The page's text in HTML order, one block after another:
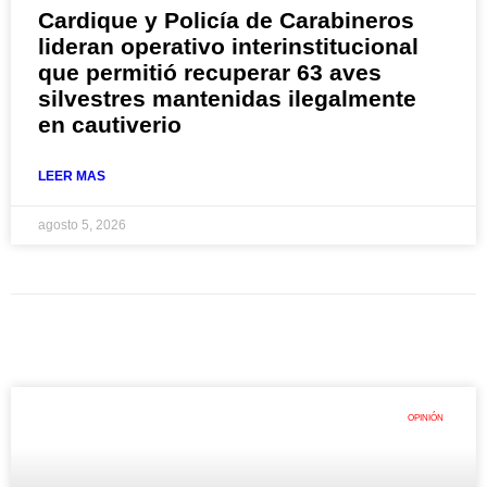
Cardique y Policía de Carabineros
lideran operativo interinstitucional
que permitió recuperar 63 aves
silvestres mantenidas ilegalmente
en cautiverio
LEER MAS
agosto 5, 2026
OPINIÓN